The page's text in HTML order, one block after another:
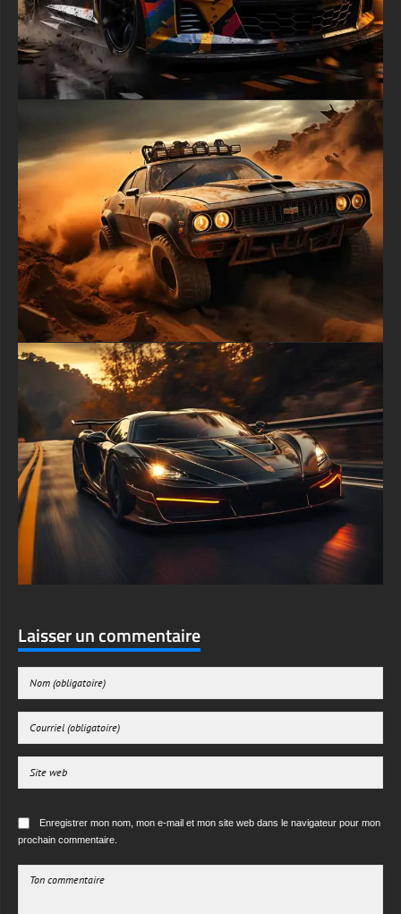
Disponible dans une résolution 4K époustouflante, ce fond
d'écran apportera une clarté et des détails inégalés à n'importe
quel écran, des grands écrans de bureau aux derniers appareils
mobiles haute résolution. La riche palette de couleurs de
l'image et son éclairage spectaculaire en font un choix
polyvalent qui peut améliorer une large gamme de thèmes de
bureau ou de mises en page de smartphone.
Transformez votre espace de travail numérique ou votre
appareil personnel en un portail vers cette conduite nocturne
palpitante. Laissez la McLaren 720S inspirer votre quête
d'excellence et votre appréciation du design de pointe.
Téléchargez gratuitement ce fond d'écran HD 4K dès
maintenant et apportez une touche d'art automobile et
d'excitation urbaine à vos écrans !
textures-3d-gratuiteshd.com
Laisser un commentaire
Enregistrer mon nom, mon e-mail et mon site web dans le navigateur pour mon
prochain commentaire.